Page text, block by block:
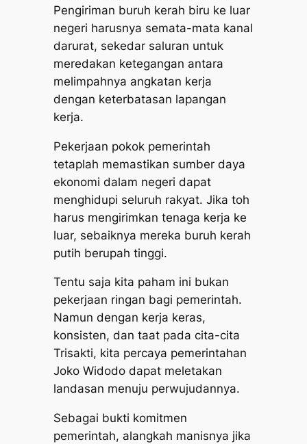
Pengiriman buruh kerah biru ke luar
negeri harusnya semata-mata kanal
darurat, sekedar saluran untuk
meredakan ketegangan antara
melimpahnya angkatan kerja
dengan keterbatasan lapangan
kerja.
Pekerjaan pokok pemerintah
tetaplah memastikan sumber daya
ekonomi dalam negeri dapat
menghidupi seluruh rakyat. Jika toh
harus mengirimkan tenaga kerja ke
luar, sebaiknya mereka buruh kerah
putih berupah tinggi.
Tentu saja kita paham ini bukan
pekerjaan ringan bagi pemerintah.
Namun dengan kerja keras,
konsisten, dan taat pada cita-cita
Trisakti, kita percaya pemerintahan
Joko Widodo dapat meletakan
landasan menuju perwujudannya.
Sebagai bukti komitmen
pemerintah, alangkah manisnya jika